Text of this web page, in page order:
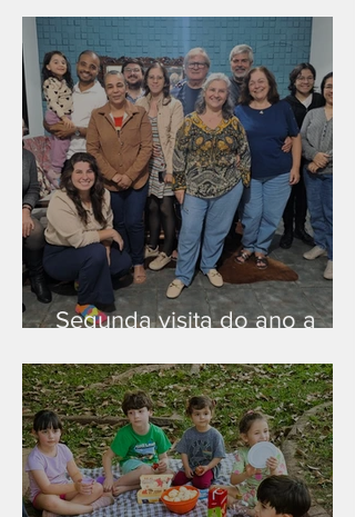
Segunda visita do ano a